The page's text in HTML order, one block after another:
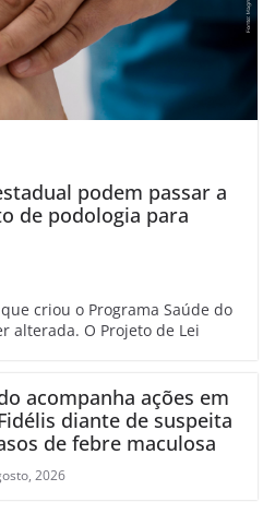
podem passar a
criou o Programa Saúde do
alterada. O Projeto de Lei
acompanha ações em
diante de suspeita
de febre maculosa
2026